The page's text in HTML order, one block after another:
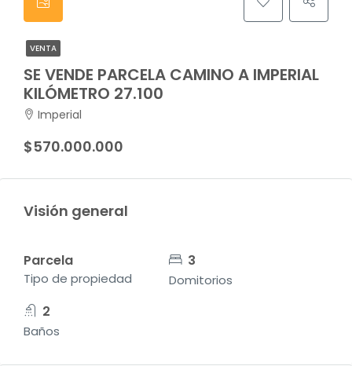
VENTA
SE VENDE PARCELA CAMINO A IMPERIAL
KILÓMETRO 27.100
Imperial
$570.000.000
Visión general
Parcela
Tipo de propiedad
3
Domitorios
2
Baños